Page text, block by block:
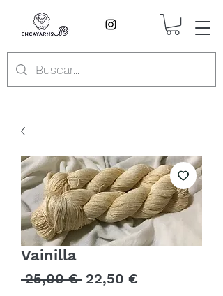
Vainilla
25,00 € Precio
22,50 €Precio